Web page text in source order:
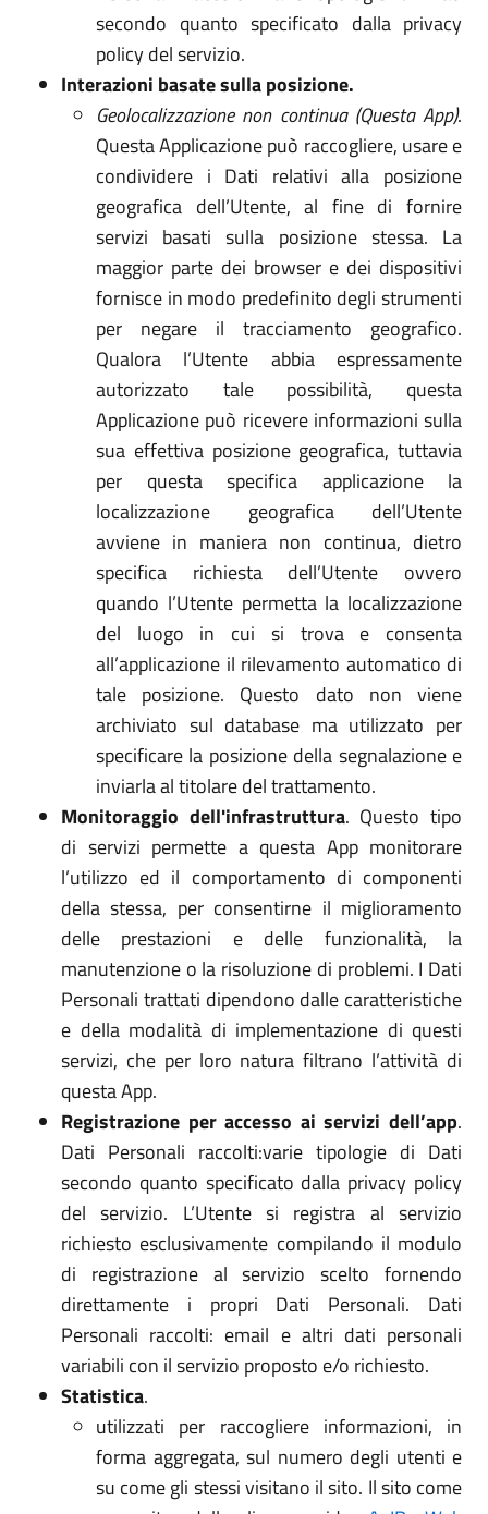
secondo quanto specificato dalla privacy
policy del servizio.
Interazioni basate sulla posizione.
Geolocalizzazione non continua (Questa App).
Questa Applicazione può raccogliere, usare e
condividere i Dati relativi alla posizione
geografica dell’Utente, al fine di fornire
servizi basati sulla posizione stessa. La
maggior parte dei browser e dei dispositivi
fornisce in modo predefinito degli strumenti
per negare il tracciamento geografico.
Qualora l’Utente abbia espressamente
autorizzato tale possibilità, questa
Applicazione può ricevere informazioni sulla
sua effettiva posizione geografica, tuttavia
per questa specifica applicazione la
localizzazione geografica dell’Utente
avviene in maniera non continua, dietro
specifica richiesta dell’Utente ovvero
quando l’Utente permetta la localizzazione
del luogo in cui si trova e consenta
all’applicazione il rilevamento automatico di
tale posizione. Questo dato non viene
archiviato sul database ma utilizzato per
specificare la posizione della segnalazione e
inviarla al titolare del trattamento.
Monitoraggio dell'infrastruttura. Questo tipo
di servizi permette a questa App monitorare
l’utilizzo ed il comportamento di componenti
della stessa, per consentirne il miglioramento
delle prestazioni e delle funzionalità, la
manutenzione o la risoluzione di problemi. I Dati
Personali trattati dipendono dalle caratteristiche
e della modalità di implementazione di questi
servizi, che per loro natura filtrano l’attività di
questa App.
Registrazione per accesso ai servizi dell’app.
Dati Personali raccolti:varie tipologie di Dati
secondo quanto specificato dalla privacy policy
del servizio. L’Utente si registra al servizio
richiesto esclusivamente compilando il modulo
di registrazione al servizio scelto fornendo
direttamente i propri Dati Personali. Dati
Personali raccolti: email e altri dati personali
variabili con il servizio proposto e/o richiesto.
Statistica.
utilizzati per raccogliere informazioni, in
forma aggregata, sul numero degli utenti e
su come gli stessi visitano il sito. Il sito come